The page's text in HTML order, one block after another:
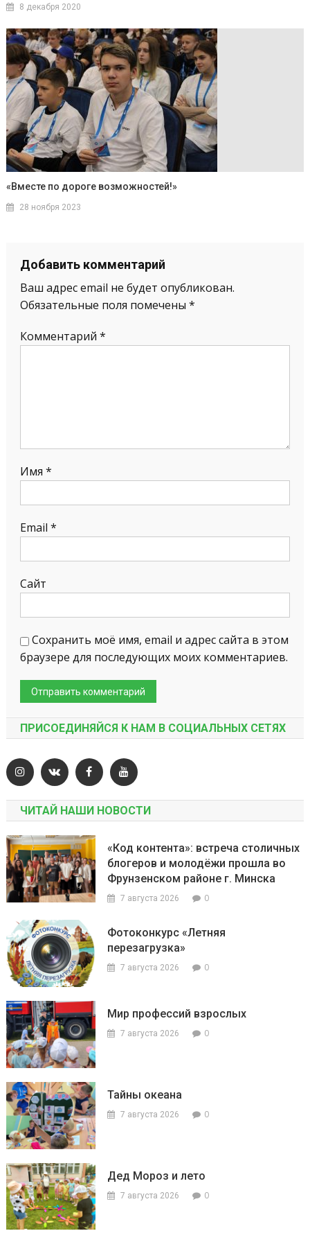
8 декабря 2020
«Вместе по дороге возможностей!»
28 ноября 2023
Добавить комментарий
Ваш адрес email не будет опубликован.
Обязательные поля помечены *
Комментарий *
Имя *
Email *
Сайт
Сохранить моё имя, email и адрес сайта в этом
браузере для последующих моих комментариев.
ПРИСОЕДИНЯЙСЯ К НАМ В СОЦИАЛЬНЫХ СЕТЯХ
ЧИТАЙ НАШИ НОВОСТИ
«Код контента»: встреча столичных
блогеров и молодёжи прошла во
Фрунзенском районе г. Минска
7 августа 2026 0
Фотоконкурс «Летняя
перезагрузка»
7 августа 2026 0
Мир профессий взрослых
7 августа 2026 0
Тайны океана
7 августа 2026 0
Дед Мороз и лето
7 августа 2026 0